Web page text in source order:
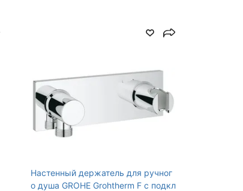
Настенный держатель для ручног
о душа GROHE Grohtherm F с подкл